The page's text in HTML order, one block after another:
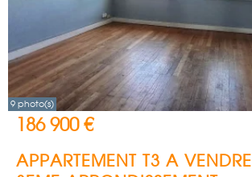
9 photo(s)
186 900 €
APPARTEMENT T3 A VENDRE